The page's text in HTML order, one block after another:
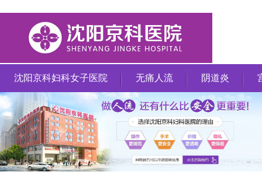
沈阳京科妇科女子医院 无痛人流 阴道炎